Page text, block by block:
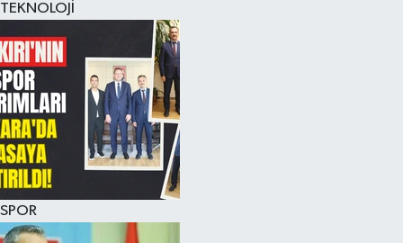
TEKNOLOJİ
SPOR